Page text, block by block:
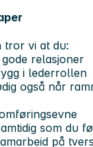
tror vi at du:
relasjoner
i lederrollen
også når
som du
på